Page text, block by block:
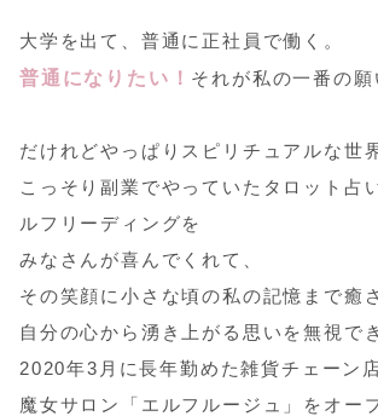
大学を出て、普通に正社員で働く。
普通になりたい！ それが私の一番の願
だけれどやっぱりスピリチュアルな世
こっそり副業でやっていたタロット占
ルフリーディングを
みなさんが喜んでくれて、
その笑顔に小さな頃の私の記憶まで癒
自分の心から湧き上がる思いを無視で
2020年3月に長年勤めた雑貨チェーン
魔女サロン「エルフルージュ」をオー